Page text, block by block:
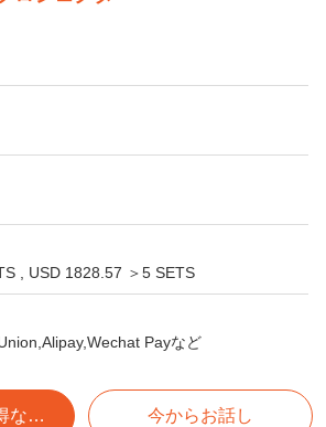
USD 2285.71 1-5 SETS , USD 1828.57 ＞5 SETS
Payなど
最もよい価格を得なさい 今からお話し